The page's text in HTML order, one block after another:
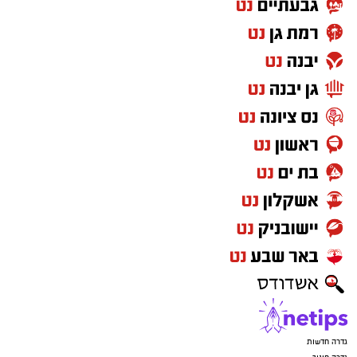
מה דעתכם?
יש לכם מידע חשוב שטרם נחשף? צילומים מאירוע
חדשותי? מצאתם טעות בכתבה? נשמח שתשתפו
אותנו
זו הייתה פגיעה קשה במלך שזה עתה נבחר.
אך תגובתו של שאול הייתה קצרה ומפתיעה:
“ויהי כמחריש”.
חז”ל ראו בשתיקתו של שאול ביטוי לענווה, אך לצד
זאת העלו את השאלה האם מנהיג רשאי למחול על
כבודו כאשר אין מדובר רק בכבודו האישי, אלא
בכבוד המוסד שהוא מייצג.
מלך בישראל אינו אדם פרטי בלבד. הוא סמל
לריבונות, להנהגה ולסדר הציבורי.
המחשבה הזאת עלתה בי לנוכח ההתבטאויות
הקשות, הפוגעניות והמשפילות שהופנו לאחרונה
כלפי Benjamin Netanyahu מצד Donald Trump.
גדרה חדשות